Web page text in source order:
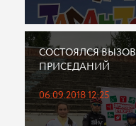
СОСТОЯЛСЯ
ПРИСЕДАНИЙ
06.09.2018 12:25